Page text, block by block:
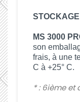
STOCKAGE
MS 3000
son
frais, à une
C à +25° C.
* : 6ième et